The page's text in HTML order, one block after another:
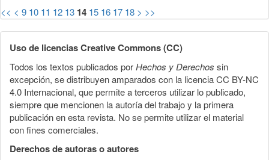
<< < 9 10 11 12 13 14 15 16 17 18 > >>
Uso de licencias Creative Commons (CC)
Todos los textos publicados porHechos y Derechos sin
excepción, se distribuyen amparados con la licencia CC BY-NC
4.0 Internacional, que permite a terceros utilizar lo publicado,
siempre que mencionen la autoría del trabajo y la primera
publicación en esta revista. No se permite utilizar el material
con fines comerciales.
Derechos de autoras o autores